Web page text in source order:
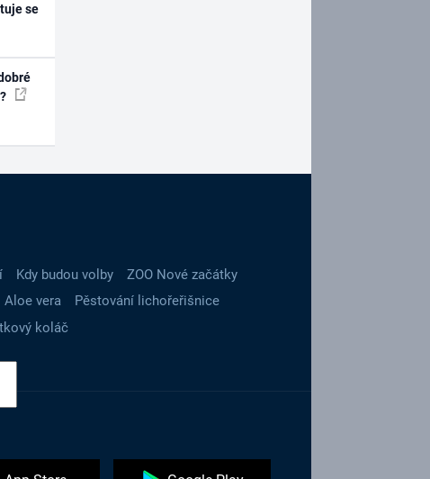
se
Kdy budou volby
ZOO Nové začátky
Aloe vera
Pěstování lichořeřišnice
koláč